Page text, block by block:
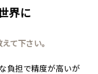
界に
て下さい。
負担で精度が高いが